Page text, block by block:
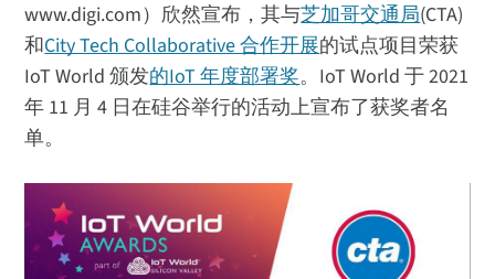
www.digi.com）欣然宣布，其与芝加哥交通局(CTA)
和City Tech Collaborative 合作开展的试点项目荣获
IoT World 颁发的IoT 年度部署奖。IoT World 于 2021
年 11 月 4 日在硅谷举行的活动上宣布了获奖者名
单。